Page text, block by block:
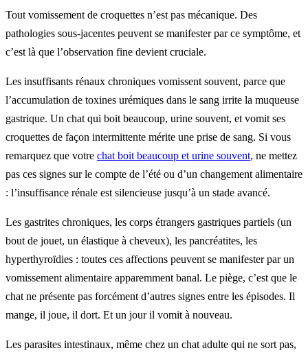
Tout vomissement de croquettes n’est pas mécanique. Des
pathologies sous-jacentes peuvent se manifester par ce symptôme, et
c’est là que l’observation fine devient cruciale.
Les insuffisants rénaux chroniques vomissent souvent, parce que
l’accumulation de toxines urémiques dans le sang irrite la muqueuse
gastrique. Un chat qui boit beaucoup, urine souvent, et vomit ses
croquettes de façon intermittente mérite une prise de sang. Si vous
remarquez que votre chat boit beaucoup et urine souvent, ne mettez
pas ces signes sur le compte de l’été ou d’un changement alimentaire
: l’insuffisance rénale est silencieuse jusqu’à un stade avancé.
Les gastrites chroniques, les corps étrangers gastriques partiels (un
bout de jouet, un élastique à cheveux), les pancréatites, les
hyperthyroïdies : toutes ces affections peuvent se manifester par un
vomissement alimentaire apparemment banal. Le piège, c’est que le
chat ne présente pas forcément d’autres signes entre les épisodes. Il
mange, il joue, il dort. Et un jour il vomit à nouveau.
Les parasites intestinaux, même chez un chat adulte qui ne sort pas,